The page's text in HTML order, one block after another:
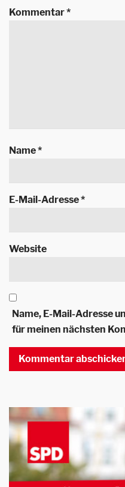
Kommentar*
Name*
E-Mail-Adresse*
Website
Name, E-Mail-Adresse
für meinen nächsten